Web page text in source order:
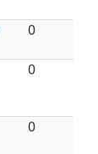
0
0
0